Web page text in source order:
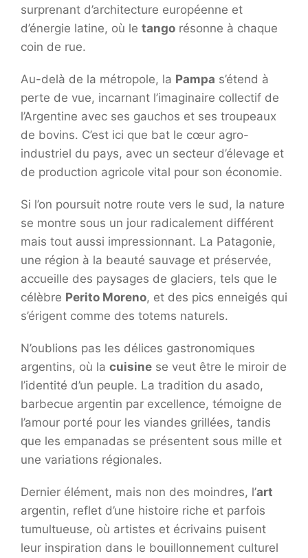
surprenant d’architecture européenne et
d’énergie latine, où le tango résonne à chaque
coin de rue.
Au-delà de la métropole, la Pampa s’étend à
perte de vue, incarnant l’imaginaire collectif de
l’Argentine avec ses gauchos et ses troupeaux
de bovins. C’est ici que bat le cœur agro-
industriel du pays, avec un secteur d’élevage et
de production agricole vital pour son économie.
Si l’on poursuit notre route vers le sud, la nature
se montre sous un jour radicalement différent
mais tout aussi impressionnant. La Patagonie,
une région à la beauté sauvage et préservée,
accueille des paysages de glaciers, tels que le
célèbre Perito Moreno, et des pics enneigés qui
s’érigent comme des totems naturels.
N’oublions pas les délices gastronomiques
argentins, où la cuisine se veut être le miroir de
l’identité d’un peuple. La tradition du asado,
barbecue argentin par excellence, témoigne de
l’amour porté pour les viandes grillées, tandis
que les empanadas se présentent sous mille et
une variations régionales.
Dernier élément, mais non des moindres, l’art
argentin, reflet d’une histoire riche et parfois
tumultueuse, où artistes et écrivains puisent
leur inspiration dans le bouillonnement culturel